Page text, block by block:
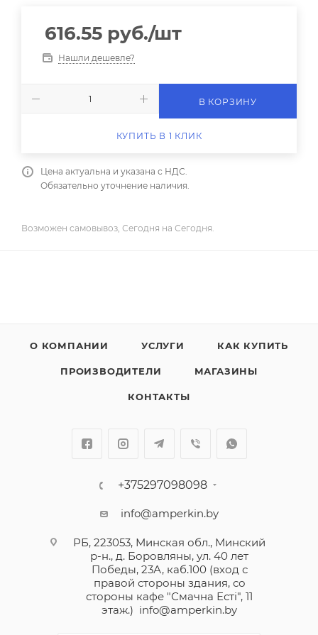
616.55 руб./шт
Нашли дешевле?
В КОРЗИНУ
КУПИТЬ В 1 КЛИК
Цена актуальна и указана с НДС.
Обязательно уточнение наличия.
Возможен самовывоз, Сегодня на Сегодня.
О КОМПАНИИ УСЛУГИ КАК КУПИТЬ
ПРОИЗВОДИТЕЛИ МАГАЗИНЫ
КОНТАКТЫ
+375297098098
info@amperkin.by
РБ, 223053, Минская обл., Минский
р-н., д. Боровляны, ул. 40 лет
Победы, 23А, каб.100 (вход с
правой стороны здания, со
стороны кафе "Смачна Естi", 11
этаж.) info@amperkin.by